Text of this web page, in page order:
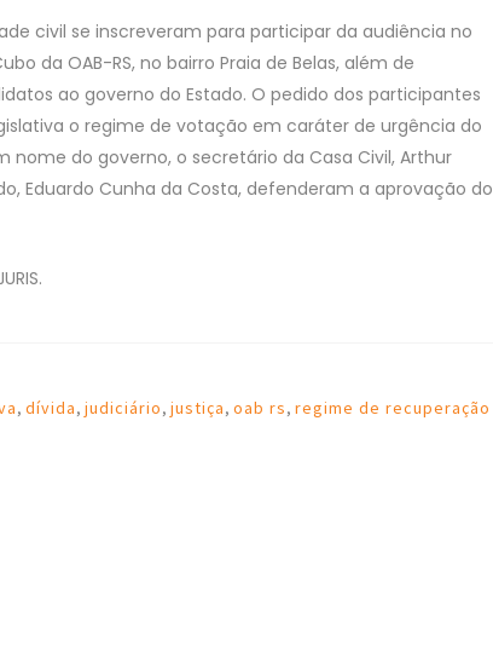
civil se inscreveram para participar da audiência no
da OAB-RS, no bairro Praia de Belas, além de
ao governo do Estado. O pedido dos participantes
o regime de votação em caráter de urgência do
nome do governo, o secretário da Casa Civil, Arthur
Eduardo Cunha da Costa, defenderam a aprovação do
, dívida, judiciário, justiça, oab rs, regime de recuperação